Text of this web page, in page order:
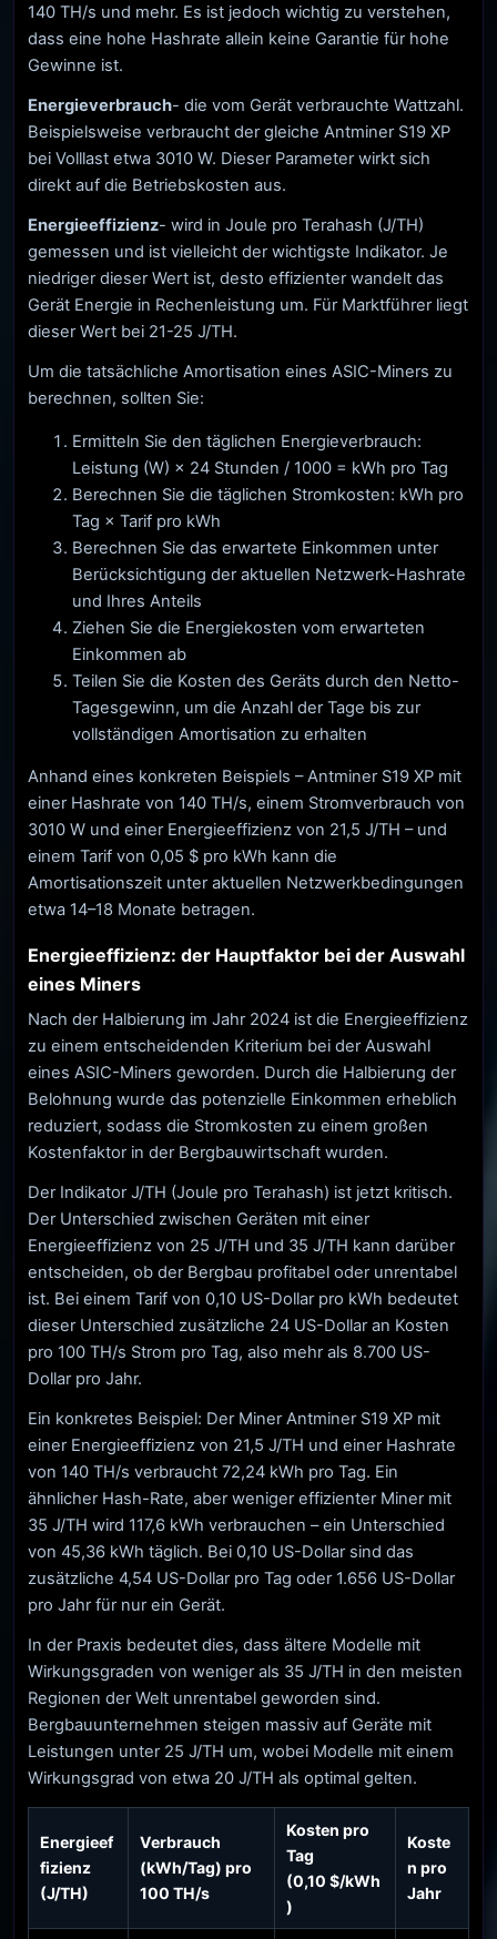
140 TH/s und mehr. Es ist jedoch wichtig zu verstehen,
dass eine hohe Hashrate allein keine Garantie für hohe
Gewinne ist.
Energieverbrauch- die vom Gerät verbrauchte Wattzahl.
Beispielsweise verbraucht der gleiche Antminer S19 XP
bei Volllast etwa 3010 W. Dieser Parameter wirkt sich
direkt auf die Betriebskosten aus.
Energieeffizienz- wird in Joule pro Terahash (J/TH)
gemessen und ist vielleicht der wichtigste Indikator. Je
niedriger dieser Wert ist, desto effizienter wandelt das
Gerät Energie in Rechenleistung um. Für Marktführer liegt
dieser Wert bei 21-25 J/TH.
Um die tatsächliche Amortisation eines ASIC-Miners zu
berechnen, sollten Sie:
Ermitteln Sie den täglichen Energieverbrauch:
Leistung (W) × 24 Stunden / 1000 = kWh pro Tag
Berechnen Sie die täglichen Stromkosten: kWh pro
Tag × Tarif pro kWh
Berechnen Sie das erwartete Einkommen unter
Berücksichtigung der aktuellen Netzwerk-Hashrate
und Ihres Anteils
Ziehen Sie die Energiekosten vom erwarteten
Einkommen ab
Teilen Sie die Kosten des Geräts durch den Netto-
Tagesgewinn, um die Anzahl der Tage bis zur
vollständigen Amortisation zu erhalten
Anhand eines konkreten Beispiels – Antminer S19 XP mit
einer Hashrate von 140 TH/s, einem Stromverbrauch von
3010 W und einer Energieeffizienz von 21,5 J/TH – und
einem Tarif von 0,05 $ pro kWh kann die
Amortisationszeit unter aktuellen Netzwerkbedingungen
etwa 14–18 Monate betragen.
Energieeffizienz: der Hauptfaktor bei der Auswahl
eines Miners
Nach der Halbierung im Jahr 2024 ist die Energieeffizienz
zu einem entscheidenden Kriterium bei der Auswahl
eines ASIC-Miners geworden. Durch die Halbierung der
Belohnung wurde das potenzielle Einkommen erheblich
reduziert, sodass die Stromkosten zu einem großen
Kostenfaktor in der Bergbauwirtschaft wurden.
Der Indikator J/TH (Joule pro Terahash) ist jetzt kritisch.
Der Unterschied zwischen Geräten mit einer
Energieeffizienz von 25 J/TH und 35 J/TH kann darüber
entscheiden, ob der Bergbau profitabel oder unrentabel
ist. Bei einem Tarif von 0,10 US-Dollar pro kWh bedeutet
dieser Unterschied zusätzliche 24 US-Dollar an Kosten
pro 100 TH/s Strom pro Tag, also mehr als 8.700 US-
Dollar pro Jahr.
Ein konkretes Beispiel: Der Miner Antminer S19 XP mit
einer Energieeffizienz von 21,5 J/TH und einer Hashrate
von 140 TH/s verbraucht 72,24 kWh pro Tag. Ein
ähnlicher Hash-Rate, aber weniger effizienter Miner mit
35 J/TH wird 117,6 kWh verbrauchen – ein Unterschied
von 45,36 kWh täglich. Bei 0,10 US-Dollar sind das
zusätzliche 4,54 US-Dollar pro Tag oder 1.656 US-Dollar
pro Jahr für nur ein Gerät.
In der Praxis bedeutet dies, dass ältere Modelle mit
Wirkungsgraden von weniger als 35 J/TH in den meisten
Regionen der Welt unrentabel geworden sind.
Bergbauunternehmen steigen massiv auf Geräte mit
Leistungen unter 25 J/TH um, wobei Modelle mit einem
Wirkungsgrad von etwa 20 J/TH als optimal gelten.
Energieef
fizienz
(J/TH)
Verbrauch
(kWh/Tag) pro
100 TH/s
Kosten pro
Tag
(0,10 $/kWh
)
Koste
n pro
Jahr